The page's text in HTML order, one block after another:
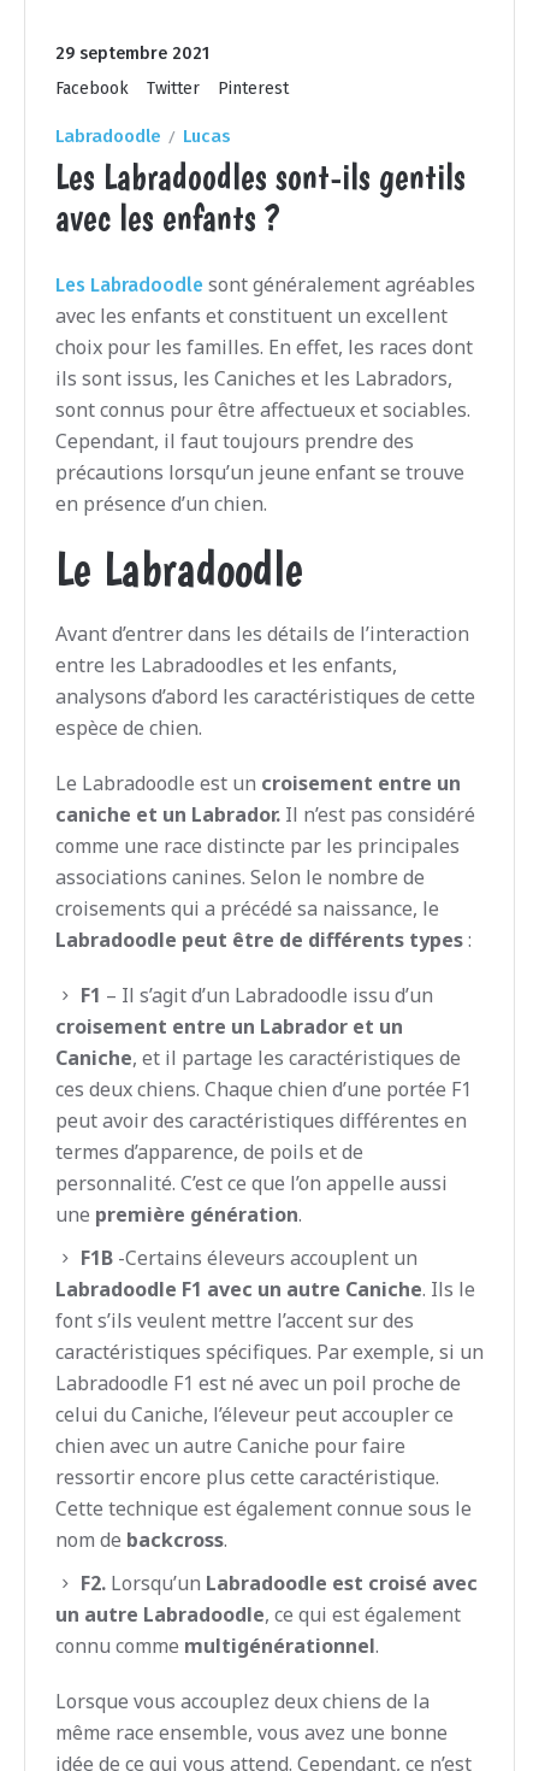
29 septembre 2021
Facebook
Twitter Pinterest
Labradoodle Lucas
Les Labradoodles sont-ils gentils
avec les enfants ?
Les Labradoodle sont généralement agréables
avec les enfants et constituent un excellent
choix pour les familles. En effet, les races dont
ils sont issus, les Caniches et les Labradors,
sont connus pour être affectueux et sociables.
Cependant, il faut toujours prendre des
précautions lorsqu’un jeune enfant se trouve
en présence d’un chien.
Le Labradoodle
Avant d’entrer dans les détails de l’interaction
entre les Labradoodles et les enfants,
analysons d’abord les caractéristiques de cette
espèce de chien.
Le Labradoodle est un croisement entre un
caniche et un Labrador. Il n’est pas considéré
comme une race distincte par les principales
associations canines. Selon le nombre de
croisements qui a précédé sa naissance, le
Labradoodle peut être de différents types:
F1 – Il s’agit d’un Labradoodle issu d’un
croisement entre un Labrador et un
Caniche, et il partage les caractéristiques de
ces deux chiens. Chaque chien d’une portée F1
peut avoir des caractéristiques différentes en
termes d’apparence, de poils et de
personnalité. C’est ce que l’on appelle aussi
une première génération.
F1B -Certains éleveurs accouplent un
Labradoodle F1 avec un autre Caniche. Ils le
font s’ils veulent mettre l’accent sur des
caractéristiques spécifiques. Par exemple, si un
Labradoodle F1 est né avec un poil proche de
celui du Caniche, l’éleveur peut accoupler ce
chien avec un autre Caniche pour faire
ressortir encore plus cette caractéristique.
Cette technique est également connue sous le
nom de backcross.
F2. Lorsqu’un Labradoodle est croisé avec
un autre Labradoodle, ce qui est également
connu comme multigénérationnel.
Lorsque vous accouplez deux chiens de la
même race ensemble, vous avez une bonne
idée de ce qui vous attend. Cependant, ce n’est